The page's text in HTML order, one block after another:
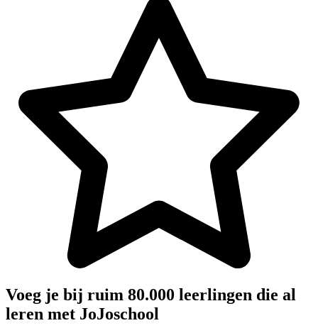
Voeg je bij ruim 80.000 leerlingen die al
leren met JoJoschool